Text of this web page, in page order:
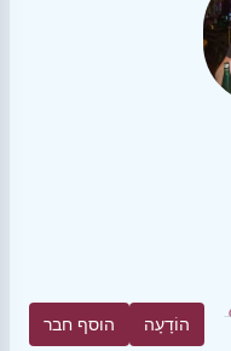
הוסף חבר הוֹדָעָה